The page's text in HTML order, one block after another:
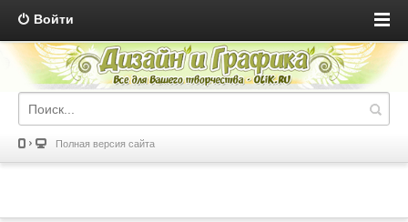
Войти
Полная версия сайта